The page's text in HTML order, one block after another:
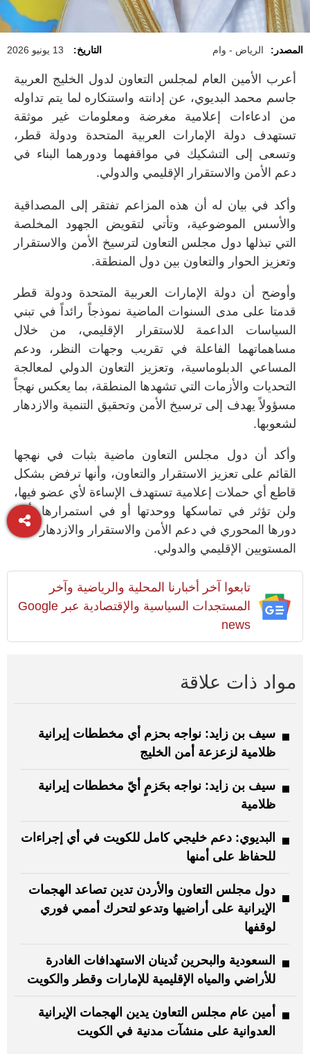
المصدر: الرياض - وام التاريخ: 13 يونيو 2026
أعرب الأمين العام لمجلس التعاون لدول الخليج العربية
جاسم محمد البديوي، عن إدانته واستنكاره لما يتم تداوله
من ادعاءات إعلامية مغرضة ومعلومات غير موثقة
تستهدف دولة الإمارات العربية المتحدة ودولة قطر،
وتسعى إلى التشكيك في مواقفهما ودورهما البناء في
دعم الأمن والاستقرار الإقليمي والدولي.
وأكد في بيان له أن هذه المزاعم تفتقر إلى المصداقية
والأسس الموضوعية، وتأتي لتقويض الجهود المخلصة
التي تبذلها دول مجلس التعاون لترسيخ الأمن والاستقرار
وتعزيز الحوار والتعاون بين دول المنطقة.
وأوضح أن دولة الإمارات العربية المتحدة ودولة قطر
قدمتا على مدى السنوات الماضية نموذجاً رائداً في تبني
السياسات الداعمة للاستقرار الإقليمي، من خلال
مساهماتهما الفاعلة في تقريب وجهات النظر، ودعم
المساعي الدبلوماسية، وتعزيز التعاون الدولي لمعالجة
التحديات والأزمات التي تشهدها المنطقة، بما يعكس نهجاً
مسؤولاً يهدف إلى ترسيخ الأمن وتحقيق التنمية والازدهار
لشعوبها.
وأكد أن دول مجلس التعاون ماضية بثبات في نهجها
القائم على تعزيز الاستقرار والتعاون، وأنها ترفض بشكل
قاطع أي حملات إعلامية تستهدف الإساءة لأي عضو فيها،
ولن تؤثر في تماسكها ووحدتها أو في استمرارها بأداء
دورها المحوري في دعم الأمن والاستقرار والازدهار على
المستويين الإقليمي والدولي.
تابعوا آخر أخبارنا المحلية والرياضية وآخر
المستجدات السياسية والإقتصادية عبر Google
news
مواد ذات علاقة
سيف بن زايد: نواجه بحزم أي مخططات إيرانية
ظلامية لزعزعة أمن الخليج
سيف بن زايد: نواجه بحَزمٍ أيّ مخططات إيرانية
ظلامية
البديوي: دعم خليجي كامل للكويت في أي إجراءات
للحفاظ على أمنها
دول مجلس التعاون والأردن تدين تصاعد الهجمات
الإيرانية على أراضيها وتدعو لتحرك أممي فوري
لوقفها
السعودية والبحرين تُدينان الاستهدافات الغادرة
للأراضي والمياه الإقليمية للإمارات وقطر والكويت
أمين عام مجلس التعاون يدين الهجمات الإيرانية
العدوانية على منشآت مدنية في الكويت